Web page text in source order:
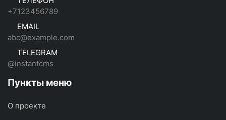
+7123456789
EMAIL
abc@example.com
TELEGRAM
@instantcms
Пункты меню
О проекте